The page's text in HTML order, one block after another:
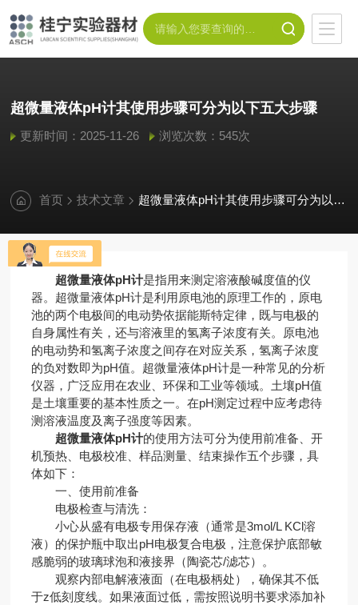
超微量液体pH计其使用步骤可分为以下五大步骤
更新时间：2025-11-26 浏览次数：545次
首页 技术文章 超微量液体pH计其使用步骤可分为以下五大步骤
超微量液体pH计是指用来测定溶液酸碱度值的仪
器。超微量液体pH计是利用原电池的原理工作的，原电
池的两个电极间的电动势依据能斯特定律，既与电极的
自身属性有关，还与溶液里的氢离子浓度有关。原电池
的电动势和氢离子浓度之间存在对应关系，氢离子浓度
的负对数即为pH值。超微量液体pH计是一种常见的分析
仪器，广泛应用在农业、环保和工业等领域。土壤pH值
是土壤重要的基本性质之一。在pH测定过程中应考虑待
测溶液温度及离子强度等因素。
超微量液体pH计的使用方法可分为使用前准备、开
机预热、电极校准、样品测量、结束操作五个步骤，具
体如下：
一、使用前准备
电极检查与清洗：
小心从盛有电极专用保存液（通常是3mol/L KCl溶
液）的保护瓶中取出pH电极复合电极，注意保护底部敏
感脆弱的玻璃球泡和液接界（陶瓷芯/滤芯）。
观察内部电解液液面（在电极柄处），确保其不低
于z低刻度线。如果液面过低，需按照说明书要求添加补